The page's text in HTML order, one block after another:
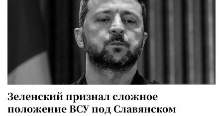
Зеленский признал сложное
положение ВСУ под Славянском